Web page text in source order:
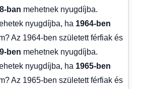
ban mehetnek nyugdíjba.
nyugdíjba, ha 1964-ben
Az 1964-ben született férfiak és
ben mehetnek nyugdíjba.
nyugdíjba, ha 1965-ben
Az 1965-ben született férfiak és